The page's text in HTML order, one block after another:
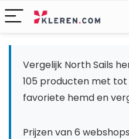
Vergelijk North Sails
105 producten met tot
favoriete hemd en
Prijzen van 6 webshops